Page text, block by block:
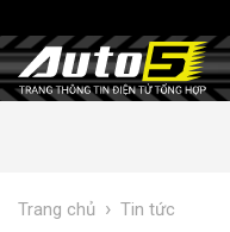
Trang chủ › Tin tức